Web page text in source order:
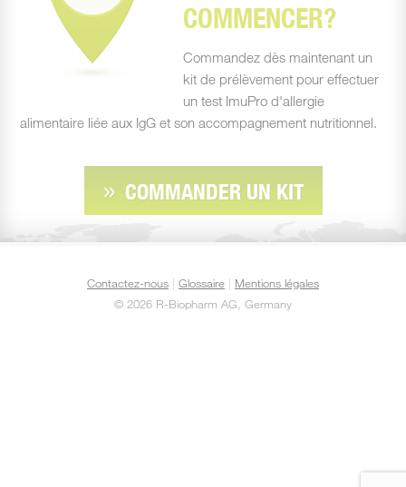
COMMENCER?
Commandez dès maintenant un
kit de prélèvement pour effectuer
un test ImuPro d'allergie
alimentaire liée aux IgG et son accompagnement nutritionnel.
COMMANDER UN KIT
Contactez-nous | Glossaire | Mentions légales
© 2026 R-Biopharm AG, Germany